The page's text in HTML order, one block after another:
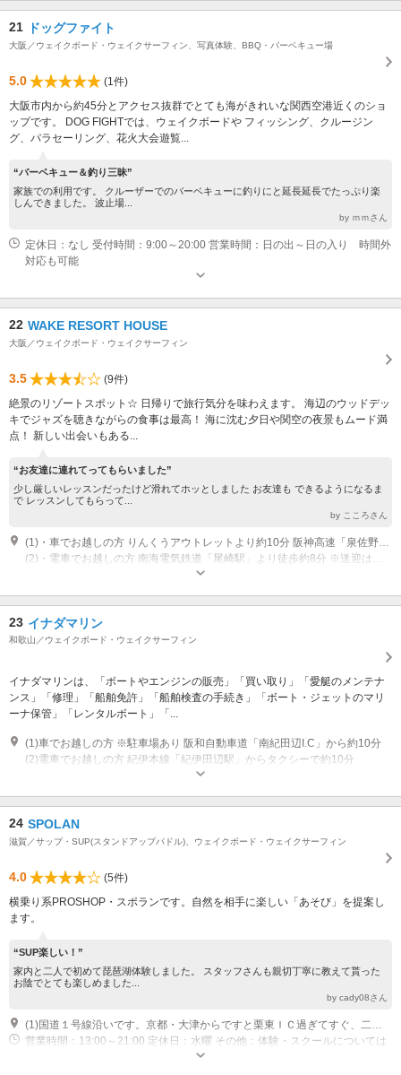
21 ドッグファイト
大阪／ウェイクボード・ウェイクサーフィン、写真体験、BBQ・バーベキュー場
5.0
(1件)
大阪市内から約45分とアクセス抜群でとても海がきれいな関西空港近くのショ
ップです。 DOG FIGHTでは、ウェイクボードや フィッシング、クルージン
グ、パラセーリング、花火大会遊覧...
“バーベキュー＆釣り三昧”
家族での利用です。 クルーザーでのバーベキューに釣りにと延長延長でたっぷり楽
しんできました。 波止場...
by ｍｍさん
定休日：なし 受付時間：9:00～20:00 営業時間：日の出～日の入り 時間外
対応も可能
22 WAKE RESORT HOUSE
大阪／ウェイクボード・ウェイクサーフィン
3.5
(9件)
絶景のリゾートスポット☆ 日帰りで旅行気分を味わえます。 海辺のウッドデッ
キでジャズを聴きながらの食事は最高！ 海に沈む夕日や関空の夜景もムード満
点！ 新しい出会いもある...
“お友達に連れてってもらいました”
少し厳しいレッスンだったけど滑れてホッとしました お友達も できるようになるま
で レッスンしてもらって...
by こころさん
23 イナダマリン
和歌山／ウェイクボード・ウェイクサーフィン
イナダマリンは、「ボートやエンジンの販売」「買い取り」「愛艇のメンテナ
ンス」「修理」「船舶免許」「船舶検査の手続き」「ボート・ジェットのマリ
ーナ保管」「レンタルボート」「...
(1)車でお越しの方 ※駐車場あり 阪和自動車道「南紀田辺I.C」から約10分
(2)電車でお越しの方 紀伊本線「紀伊田辺駅」からタクシーで約10分
営業時間：9:00～18:00 定休日：日・祝 6月～9月は無休
24 SPOLAN
滋賀／サップ・SUP(スタンドアップパドル)、ウェイクボード・ウェイクサーフィン
4.0
(5件)
横乗り系PROSHOP・スポランです。自然を相手に楽しい「あそび」を提案し
ます。
“SUP楽しい！”
家内と二人で初めて琵琶湖体験しました。 スタッフさんも親切丁寧に教えて貰った
お陰でとても楽しめました...
by cady08さん
(1)国道１号線沿いです。京都・大津からですと栗東ＩＣ過ぎてすぐ、二つ目の歩道橋過ぎて右手（ラーメン屋）の２Ｆです
営業時間：13:00～21:00 定休日：水曜 その他：体験・スクールについては